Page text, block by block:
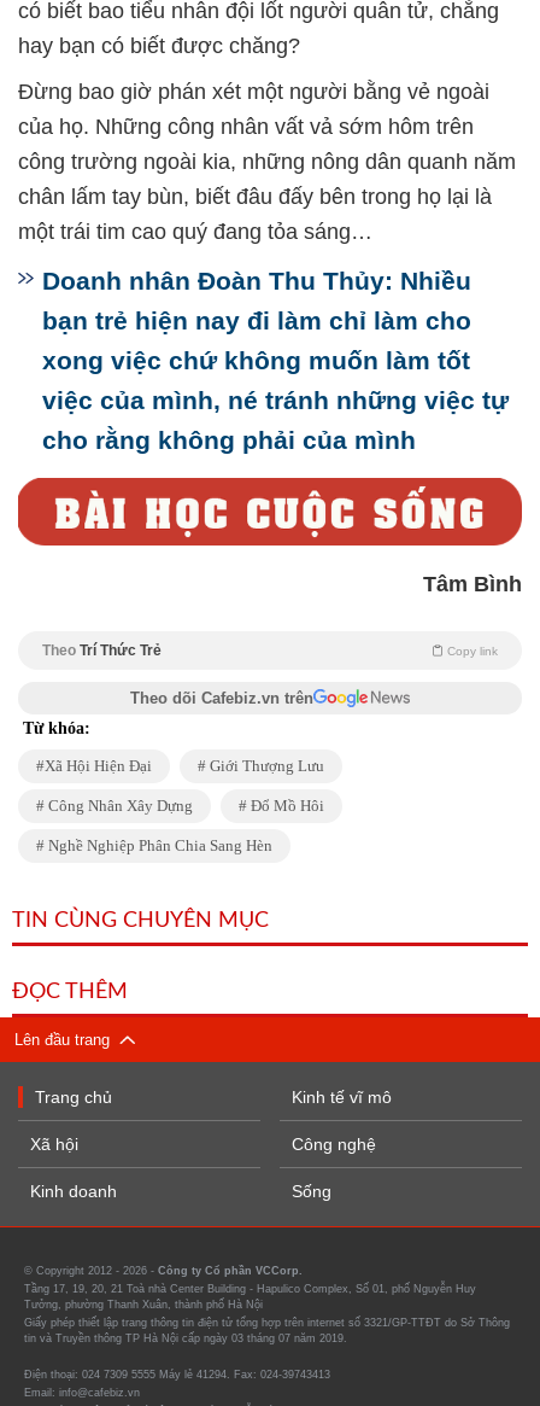
có biết bao tiểu nhân đội lốt người quân tử, chẳng
hay bạn có biết được chăng?
Đừng bao giờ phán xét một người bằng vẻ ngoài
của họ. Những công nhân vất vả sớm hôm trên
công trường ngoài kia, những nông dân quanh năm
chân lấm tay bùn, biết đâu đấy bên trong họ lại là
một trái tim cao quý đang tỏa sáng…
Doanh nhân Đoàn Thu Thủy: Nhiều
bạn trẻ hiện nay đi làm chỉ làm cho
xong việc chứ không muốn làm tốt
việc của mình, né tránh những việc tự
cho rằng không phải của mình
Tâm Bình
Theo Trí Thức Trẻ Copy link
Theo dõi Cafebiz.vn trên
Từ khóa:
Xã Hội Hiện Đại Giới Thượng Lưu
Công Nhân Xây Dựng Đổ Mồ Hôi
Nghề Nghiệp Phân Chia Sang Hèn
TIN CÙNG CHUYÊN MỤC
ĐỌC THÊM
Lên đầu trang
Trang chủ
Xã hội
Kinh doanh
Kinh tế vĩ mô
Công nghệ
Sống
© Copyright 2012 - 2026 - Công ty Cổ phần VCCorp.
Tầng 17, 19, 20, 21 Toà nhà Center Building - Hapulico Complex, Số 01, phố Nguyễn Huy
Tưởng, phường Thanh Xuân, thành phố Hà Nội
Giấy phép thiết lập trang thông tin điện tử tổng hợp trên internet số 3321/GP-TTĐT do Sở Thông
tin và Truyền thông TP Hà Nội cấp ngày 03 tháng 07 năm 2019.
Điện thoại: 024 7309 5555 Máy lẻ 41294. Fax: 024-39743413
Email: info@cafebiz.vn